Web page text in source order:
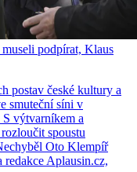
podpírat, Klaus
postav české kultury a
smuteční síni v
S výtvarníkem a
spoustu
Oto Klempíř
Aplausin.cz,